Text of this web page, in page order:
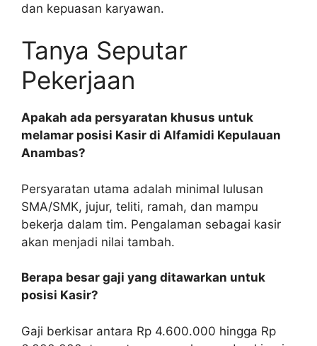
dan kepuasan karyawan.
Tanya Seputar
Pekerjaan
Apakah ada persyaratan khusus untuk
melamar posisi Kasir di Alfamidi Kepulauan
Anambas?
Persyaratan utama adalah minimal lulusan
SMA/SMK, jujur, teliti, ramah, dan mampu
bekerja dalam tim. Pengalaman sebagai kasir
akan menjadi nilai tambah.
Berapa besar gaji yang ditawarkan untuk
posisi Kasir?
Gaji berkisar antara Rp 4.600.000 hingga Rp